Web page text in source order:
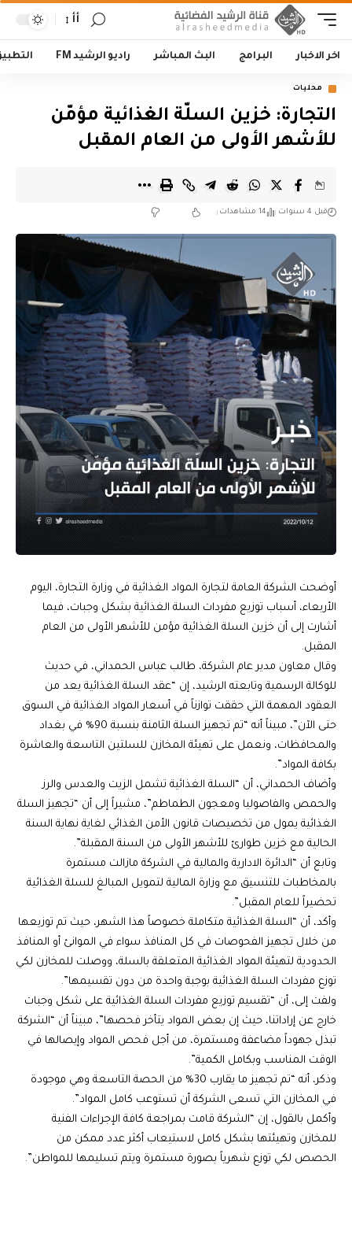
أأ
اخر الاخبار البرامج البث المباشر راديو الرشيد FM
محليات
التجارة: خزين السلّة الغذائية مؤمّن
للأشهر الأولى من العام المقبل
قبل 4 سنوات 14 مشاهدات
أوضحت الشركة العامة لتجارة المواد الغذائية في وزارة التجارة، اليوم
الأربعاء، أسباب توزيع مفردات السلة الغذائية بشكل وجبات، فيما
أشارت إلى أن خزين السلة الغذائية مؤمن للأشهر الأولى من العام
المقبل.
وقال معاون مدير عام الشركة، طالب عباس الحمداني، في حديث
للوكالة الرسمية وتابعته الرشيد، إن “عقد السلة الغذائية يعد من
العقود المهمة التي حققت توازناً في أسعار المواد الغذائية في السوق
حتى الآن”، مبيناً أنه “تم تجهيز السلة الثامنة بنسبة 90‎% في بغداد
والمحافظات، ونعمل على تهيئة المخازن للسلتين التاسعة والعاشرة
بكافة المواد”.
وأضاف الحمداني، أن “السلة الغذائية تشمل الزيت والعدس والرز
والحمص والفاصوليا ومعجون الطماطم”، مشيراً إلى أن “تجهيز السلة
الغذائية يمول من تخصيصات قانون الأمن الغذائي لغاية نهاية السنة
الحالية مع خزين طوارئ للأشهر الأولى من السنة المقبلة”.
وتابع أن “الدائرة الادارية والمالية في الشركة مازالت مستمرة
بالمخاطبات للتنسيق مع وزارة المالية لتمويل المبالغ للسلة الغذائية
تحضيراً للعام المقبل”.
وأكد، أن “السلة الغذائية متكاملة خصوصاً هذا الشهر، حيث تم توزيعها
من خلال تجهيز الفحوصات في كل المنافذ سواء في الموانئ أو المنافذ
الحدودية لتهيئة المواد الغذائية المتعلقة بالسلة، ووصلت للمخازن لكي
توزع مفردات السلة الغذائية بوجبة واحدة من دون تقسيمها”.
ولفت إلى، أن “تقسيم توزيع مفردات السلة الغذائية على شكل وجبات
خارج عن إراداتنا، حيث إن بعض المواد يتأخر فحصها”، مبيناً أن “الشركة
تبذل جهوداً مضاعفة ومستمرة، من أجل فحص المواد وإيصالها في
الوقت المناسب وبكامل الكمية”.
وذكر، أنه “تم تجهيز ما يقارب 30‎% من الحصة التاسعة وهي موجودة
في المخازن التي تسعى الشركة أن تستوعب كامل المواد”.
وأكمل بالقول، إن “الشركة قامت بمراجعة كافة الإجراءات الفنية
للمخازن وتهيئتها بشكل كامل لاستيعاب أكثر عدد ممكن من
الحصص لكي توزع شهرياً بصورة مستمرة ويتم تسليمها للمواطن”.